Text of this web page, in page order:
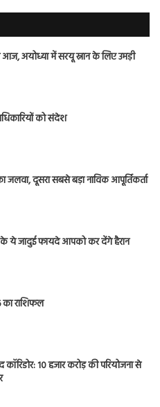
आज, अयोध्या में सरयू स्नान के लिए उमड़ी
को संदेश
जलवा, दूसरा सबसे बड़ा नाविक आपूर्तिकर्ता
के ये जादुई फायदे आपको कर देंगे हैरान
राशिफल
कॉरिडोर: 10 हजार करोड़ की परियोजना से